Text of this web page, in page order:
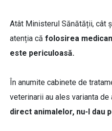
Atât Ministerul Sănătății, cât
atenția că folosirea
este periculoasă.
În anumite cabinete de
veterinarii au ales varianta de
direct animalelor, nu-l dau